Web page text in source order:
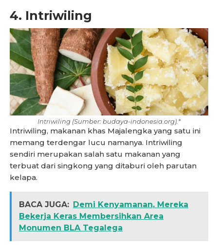
4. Intriwiling
Intriwiling (Sumber: budaya-indonesia.org).*
Intriwiling, makanan khas Majalengka yang satu ini
memang terdengar lucu namanya. Intriwiling
sendiri merupakan salah satu makanan yang
terbuat dari singkong yang ditaburi oleh parutan
kelapa.
BACA JUGA: Demi Kenyamanan, Mereka
Bekerja Keras Membersihkan Area
Monumen BLA Tegalega